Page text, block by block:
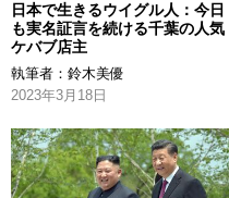
日本で生きるウイグル人：今日
も実名証言を続ける千葉の人気
ケバブ店主
執筆者： 鈴木美優
2023年3月18日